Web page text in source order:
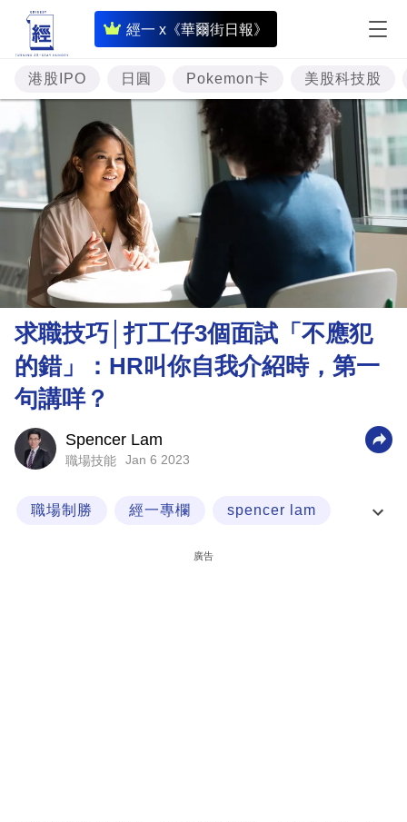
經一 x《華爾街日報》
即
時
財
經
專
題
投
資
樓
市
理
財
商
技
港股IPO 日圓 Pokemon卡 美股科技股
求職技巧│打工仔3個面試「不應犯
的錯」：HR叫你自我介紹時，第一
句講咩？
Spencer Lam
職場技能 Jan 6 2023
職場制勝 經一專欄 spencer lam
廣告